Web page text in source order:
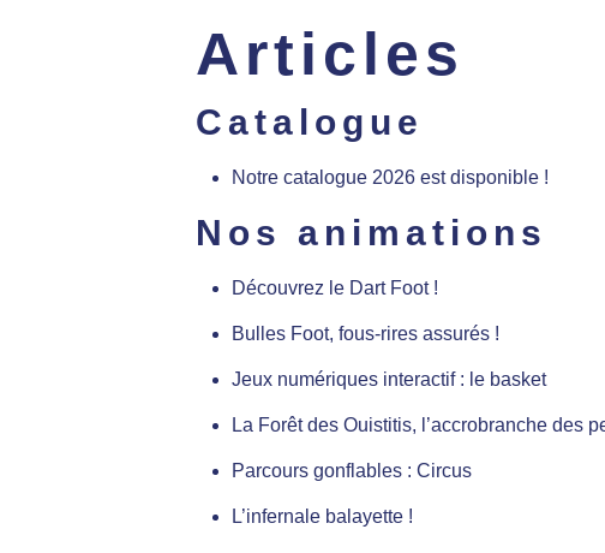
Articles
Catalogue
Notre catalogue 2026 est disponible !
Nos animations
Découvrez le Dart Foot !
Bulles Foot, fous-rires assurés !
Jeux numériques interactif : le basket
La Forêt des Ouistitis, l’accrobranche des
Parcours gonflables : Circus
L’infernale balayette !